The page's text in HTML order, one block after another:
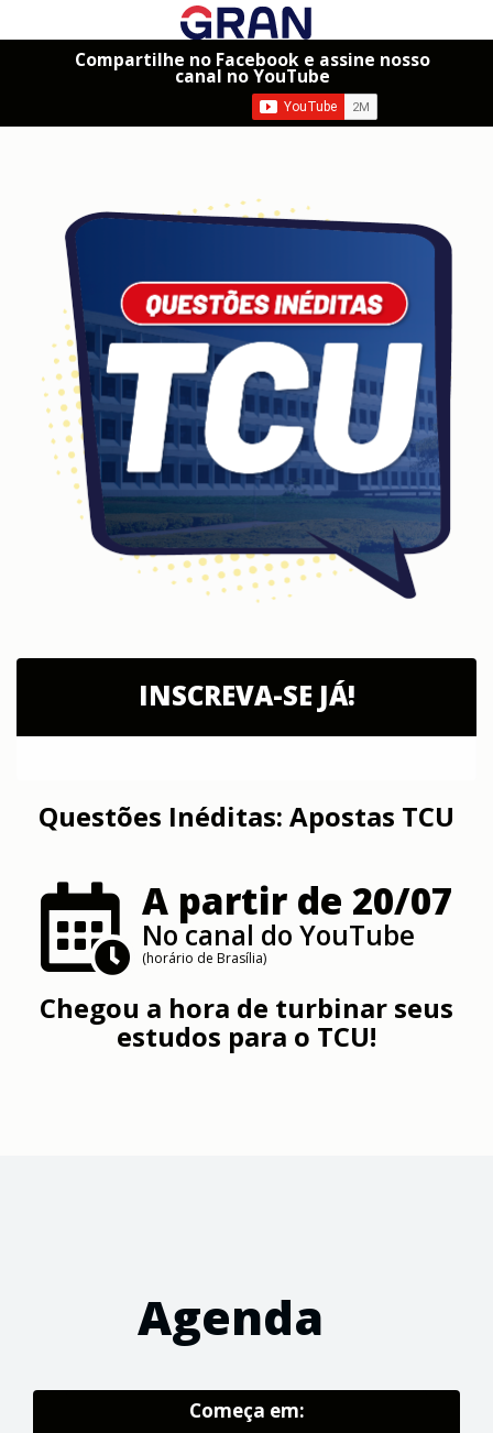
Compartilhe no Facebook e assine nosso
canal no YouTube
INSCREVA-SE JÁ!
Questões Inéditas: Apostas TCU
A partir de 20/07
No canal do YouTube
(horário de Brasília)
Chegou a hora de turbinar seus
estudos para o TCU!
Agenda
Começa em: